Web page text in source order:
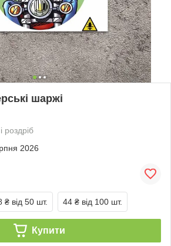
шаржі
роздріб
2026
₴ від 50 шт. 44 ₴ від 100 шт.
Купити